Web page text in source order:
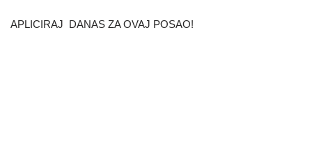
APLICIRAJ DANAS ZA OVAJ POSAO!